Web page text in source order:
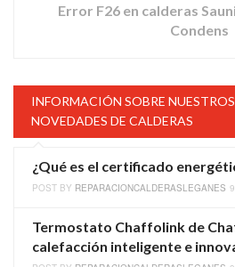
Error F26 en calderas
Condens
INFORMACIÓN SOBRE
NOVEDADES DE CALDERAS
¿Qué es el certificado
POST BY REPARACIONCALDERASLEGANES
Termostato Chaffolink de
calefacción inteligente e